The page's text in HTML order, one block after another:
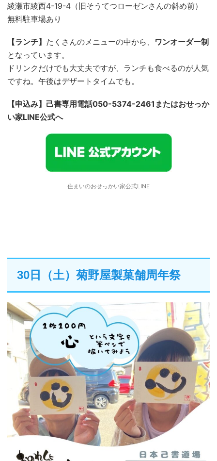
綾瀬市綾西4-19-4（旧そうてつローゼンさんの斜め前）
無料駐車場あり
【ランチ】 たくさんのメニューの中から、 ワンオーダー制
となっています。
ドリンクだけでも大丈夫ですが、ランチも食べるのが人気
ですね。午後はデザートタイムでも。
【申込み】己書専用電話050-5374-2461またはおせっか
い家LINE公式へ
住まいのおせっかい家公式LINE
30日（土）菊野屋製菓舗周年祭